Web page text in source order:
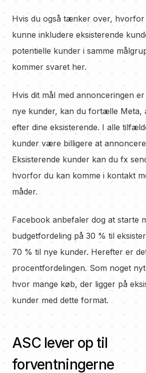
Hvis du også tænker over, hvorfor
kunne inkludere eksisterende
potentielle kunder i samme
kommer svaret her.
Hvis dit mål med annonceringen
nye kunder, kan du fortælle Meta,
efter dine eksisterende. I alle
kunder være billigere at
Eksisterende kunder kan du fx
hvorfor du kan komme i kontakt
måder.
Facebook anbefaler dog at starte
budgetfordeling på 30 % til
70 % til nye kunder. Herefter er
procentfordelingen. Som noget
hvor mange køb, der ligger på
kunder med dette format.
ASC lever op til
forventningerne